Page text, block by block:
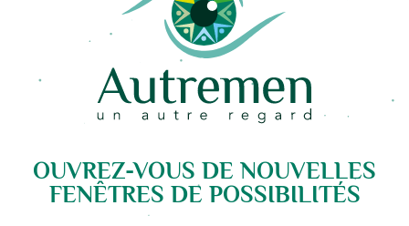
OUVREZ-VOUS DE NOUVELLES
FENÊTRES DE POSSIBILITÉS